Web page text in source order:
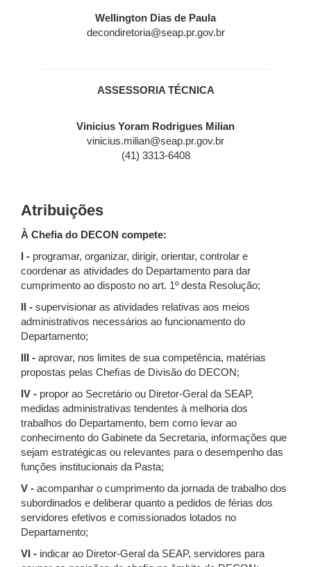
Wellington Dias de Paula
decondiretoria@seap.pr.gov.br
ASSESSORIA TÉCNICA
Vinicius Yoram Rodrigues Milian
vinicius.milian@seap.pr.gov.br
(41) 3313-6408
Atribuições
À Chefia do DECON compete:
I - programar, organizar, dirigir, orientar, controlar e
coordenar as atividades do Departamento para dar
cumprimento ao disposto no art. 1º desta Resolução;
II - supervisionar as atividades relativas aos meios
administrativos necessários ao funcionamento do
Departamento;
III - aprovar, nos limites de sua competência, matérias
propostas pelas Cheﬁas de Divisão do DECON;
IV - propor ao Secretário ou Diretor-Geral da SEAP,
medidas administrativas tendentes à melhoria dos
trabalhos do Departamento, bem como levar ao
conhecimento do Gabinete da Secretaria, informações que
sejam estratégicas ou relevantes para o desempenho das
funções institucionais da Pasta;
V - acompanhar o cumprimento da jornada de trabalho dos
subordinados e deliberar quanto a pedidos de férias dos
servidores efetivos e comissionados lotados no
Departamento;
VI - indicar ao Diretor-Geral da SEAP, servidores para